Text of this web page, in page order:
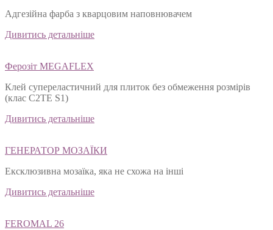
Адгезійна фарба з кварцовим наповнювачем
Дивитись детальніше
Ферозіт MEGAFLEX
Клей супереластичний для плиток без обмеження розмірів
(клас С2ТЕ S1)
Дивитись детальніше
ГЕНЕРАТОР МОЗАЇКИ
Ексклюзивна мозаїка, яка не схожа на інші
Дивитись детальніше
FEROMAL 26